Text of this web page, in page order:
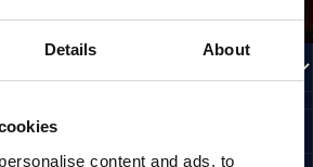
Details About
content and ads, to
Z O.O. ALLE RECHTE VORBEHALTEN.
SITE CREDITS
NACH OBEN GEHEN